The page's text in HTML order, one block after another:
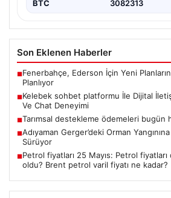
BTC 3082313
Son Eklenen Haberler
■Fenerbahçe, Ederson İçin Yeni
Planlıyor
■Kelebek sohbet platformu İle Dijital
Ve Chat Deneyimi
■Tarımsal destekleme ödemeleri bugün
■Adıyaman Gerger’deki Orman
Sürüyor
■Petrol fiyatları 25 Mayıs: Petrol
oldu? Brent petrol varil fiyatı ne kadar?